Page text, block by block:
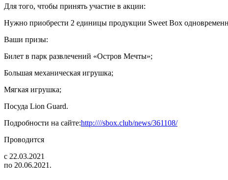
Для того, чтобы принять участие в акции:
Нужно приобрести 2 единицы продукции Sweet Box
Ваши призы:
Билет в парк развлечений «Остров Мечты»;
Большая механическая игрушка;
Мягкая игрушка;
Посуда Lion Guard.
Подробности на сайте:http:////sbox.club/news/361108/
Проводится
с 22.03.2021
по 20.06.2021.